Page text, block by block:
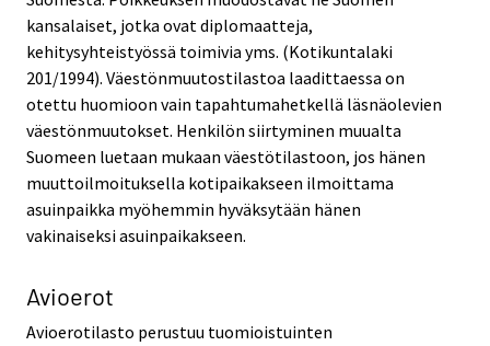
kansalaiset, jotka ovat diplomaatteja,
kehitysyhteistyössä toimivia yms. (Kotikuntalaki
201/1994). Väestönmuutostilastoa laadittaessa on
otettu huomioon vain tapahtumahetkellä läsnäolevien
väestönmuutokset. Henkilön siirtyminen muualta
Suomeen luetaan mukaan väestötilastoon, jos hänen
muuttoilmoituksella kotipaikakseen ilmoittama
asuinpaikka myöhemmin hyväksytään hänen
vakinaiseksi asuinpaikakseen.
Avioerot
Avioerotilasto perustuu tuomioistuinten